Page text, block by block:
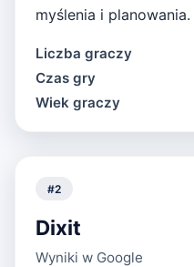
myślenia i planowania.
Liczba graczy
Czas gry
Wiek graczy
#2
Dixit
Wyniki w Google